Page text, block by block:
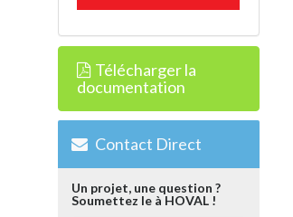
Télécharger la
documentation
Contact Direct
Un projet, une question ?
Soumettez le à HOVAL !